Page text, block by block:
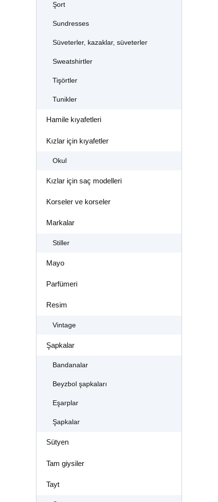
Şort
Sundresses
Süveterler, kazaklar, süveterler
Sweatshirtler
Tişörtler
Tunikler
Hamile kıyafetleri
Kızlar için kıyafetler
Okul
Kızlar için saç modelleri
Korseler ve korseler
Markalar
Stiller
Mayo
Parfümeri
Resim
Vintage
Şapkalar
Bandanalar
Beyzbol şapkaları
Eşarplar
Şapkalar
Sütyen
Tam giysiler
Tayt